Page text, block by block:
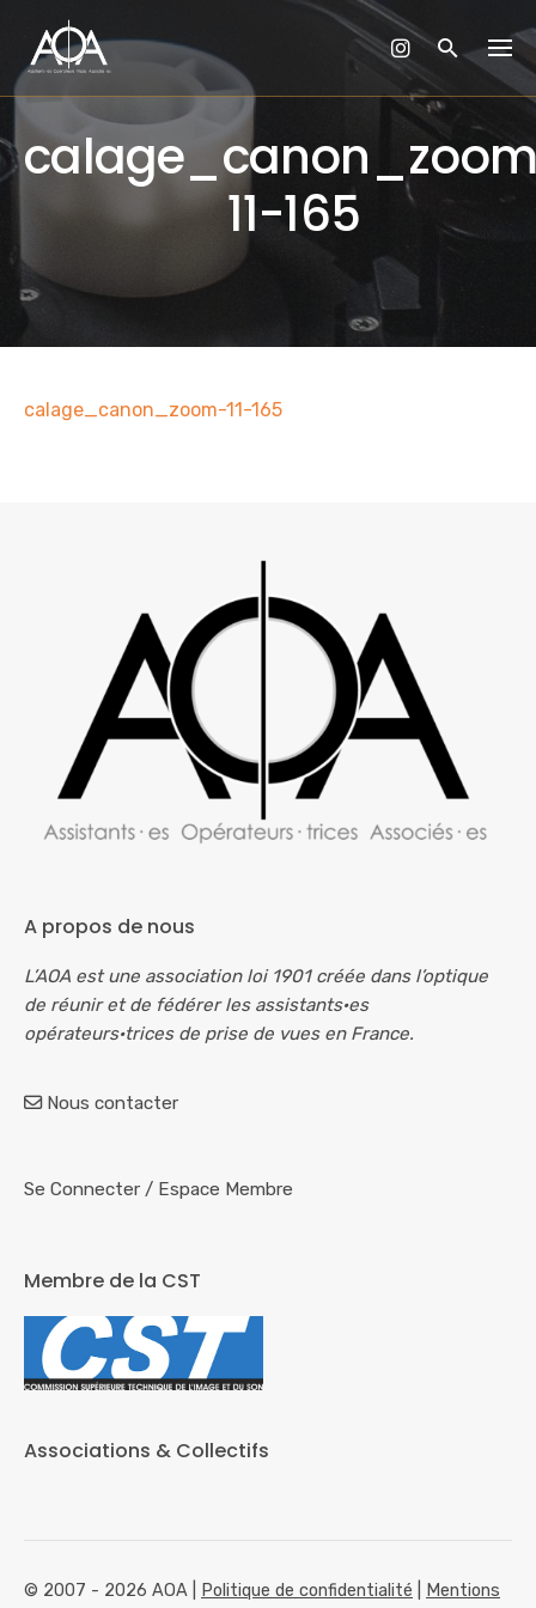
content
11-165
calage_canon_zoom-11-165
A propos de nous
L’AOA est une association loi 1901 créée dans l’optique
de réunir et de fédérer les assistants·es
opérateurs·trices de prise de vues en France.
Nous contacter
Se Connecter / Espace Membre
Membre de la CST
Associations & Collectifs
© 2007 - 2026 AOA | Politique de confidentialité Mentions